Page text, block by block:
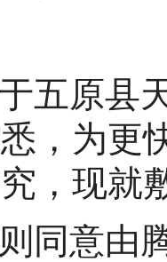
五原县
，为更
，现就
则同意